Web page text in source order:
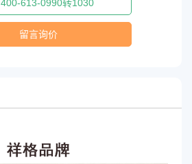
400-613-0990转1030
留言询价